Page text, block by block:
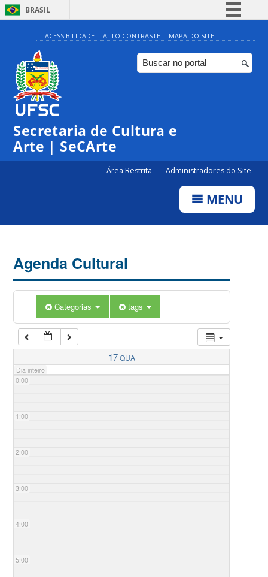
BRASIL
Simplifique!
Comunica BR
Participe
ACESSIBILIDADE ALTO CONTRASTE MAPA DO SITE
Secretaria de Cultura e
Arte | SeCArte
Área Restrita Administradores do Site
MENU
Agenda Cultural
Categorias tags
17QUA
Dia inteiro
0:00
1:00
2:00
3:00
4:00
5:00